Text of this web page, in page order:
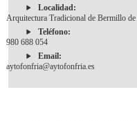
Localidad:
Arquitectura Tradicional de Bermillo
Teléfono:
980 688 054
Email:
aytofonfria@aytofonfria.es